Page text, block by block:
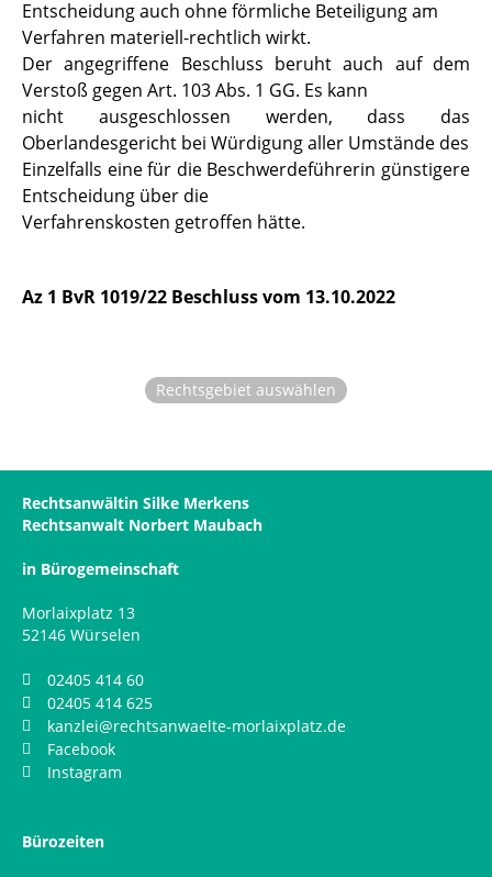
Entscheidung auch ohne förmliche Beteiligung am
Verfahren materiell-rechtlich wirkt.
Der angegriffene Beschluss beruht auch auf dem
Verstoß gegen Art. 103 Abs. 1 GG. Es kann
nicht ausgeschlossen werden, dass das
Oberlandesgericht bei Würdigung aller Umstände des
Einzelfalls eine für die Beschwerdeführerin günstigere
Entscheidung über die
Verfahrenskosten getroffen hätte.
Az 1 BvR 1019/22 Beschluss vom 13.10.2022
Rechtsgebiet auswählen
Rechtsanwältin Silke Merkens
Rechtsanwalt Norbert Maubach
in Bürogemeinschaft
Morlaixplatz 13
52146 Würselen
02405 414 60
02405 414 625
kanzlei@rechtsanwaelte-morlaixplatz.de
Facebook
Instagram
Bürozeiten